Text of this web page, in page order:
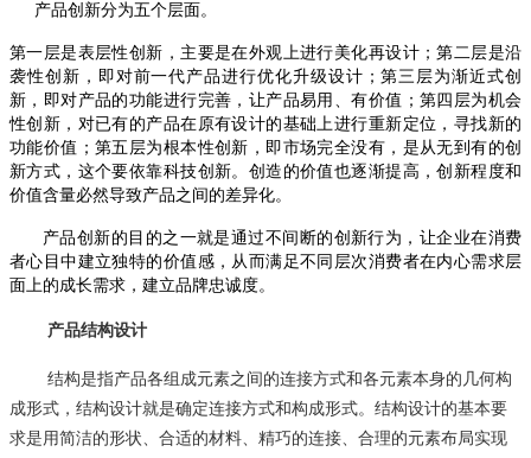
产品创新分为五个层面。
第一层是表层性创新，主要是在外观上进行美化再设计；第二层是沿
袭性创新，即对前一代产品进行优化升级设计；第三层为渐近式创
新，即对产品的功能进行完善，让产品易用、有价值；第四层为机会
性创新，对已有的产品在原有设计的基础上进行重新定位，寻找新的
功能价值；第五层为根本性创新，即市场完全没有，是从无到有的创
新方式，这个要依靠科技创新。创造的价值也逐渐提高，创新程度和
价值含量必然导致产品之间的差异化。
产品创新的目的之一就是通过不间断的创新行为，让企业在消费
者心目中建立独特的价值感，从而满足不同层次消费者在内心需求层
面上的成长需求，建立品牌忠诚度。
产品结构设计
结构是指产品各组成元素之间的连接方式和各元素本身的几何构
成形式，结构设计就是确定连接方式和构成形式。结构设计的基本要
求是用简洁的形状、合适的材料、精巧的连接、合理的元素布局实现